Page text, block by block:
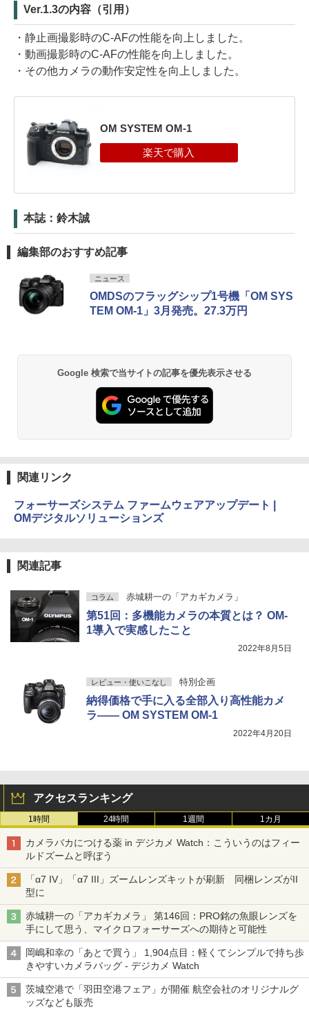
Ver.1.3の内容（引用）
・静止画撮影時のC-AFの性能を向上しました。
・動画撮影時のC-AFの性能を向上しました。
・その他カメラの動作安定性を向上しました。
OM SYSTEM OM-1
本誌：鈴木誠
編集部のおすすめ記事
ニュース
OMDSのフラッグシップ1号機「OM SYS
TEM OM-1」3月発売。27.3万円
Google 検索で当サイトの記事を優先表示させる
関連リンク
フォーサーズシステム ファームウェアアップデート |
OMデジタルソリューションズ
関連記事
コラム 赤城耕一の「アカギカメラ」
第51回：多機能カメラの本質とは？ OM-
1導入で実感したこと
2022年8月5日
レビュー・使いこなし 特別企画
納得価格で手に入る全部入り高性能カメ
ラ—— OM SYSTEM OM-1
2022年4月20日
アクセスランキング
1時間 24時間 1週間 1カ月
カメラバカにつける薬 in デジカメ Watch：こういうのはフィー
ルドズームと呼ぼう
「α7 IV」「α7 III」ズームレンズキットが刷新 同梱レンズがII
型に
赤城耕一の「アカギカメラ」 第146回：PRO銘の魚眼レンズを
手にして思う、マイクロフォーサーズへの期待と可能性
岡嶋和幸の「あとで買う」 1,904点目：軽くてシンプルで持ち歩
きやすいカメラバッグ - デジカメ Watch
茨城空港で「羽田空港フェア」が開催 航空会社のオリジナルグ
ッズなども販売